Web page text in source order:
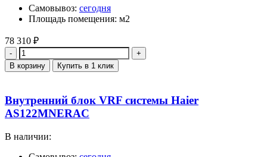
Самовывоз: сегодня
Площадь помещения: м2
78 310 ₽
Количество
В корзину Купить в 1 клик
Внутренний блок VRF системы Haier
AS122MNERAC
В наличии: